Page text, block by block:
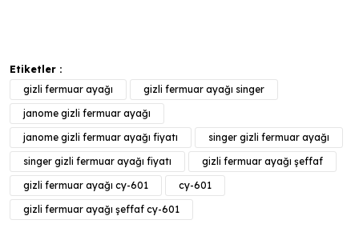
Etiketler :
gizli fermuar ayağı
gizli fermuar ayağı singer
janome gizli fermuar ayağı
janome gizli fermuar ayağı fiyatı
singer gizli fermuar ayağı
singer gizli fermuar ayağı fiyatı
gizli fermuar ayağı şeffaf
gizli fermuar ayağı cy-601
cy-601
gizli fermuar ayağı şeffaf cy-601